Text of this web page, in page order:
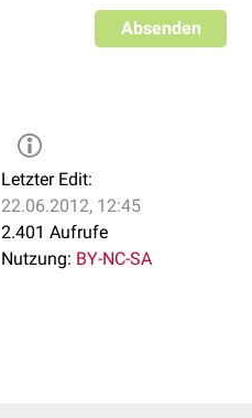
Absenden
Letzter Edit:
22.06.2012, 12:45
2.401 Aufrufe
Nutzung: BY-NC-SA